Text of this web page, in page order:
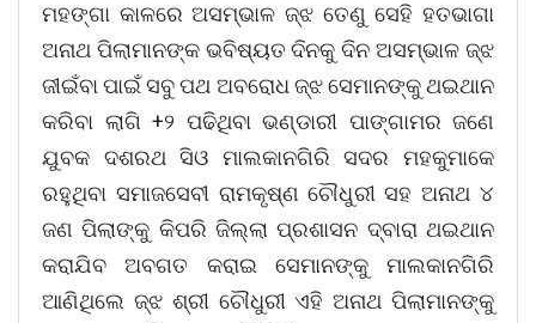
ମହଙ୍ଗା କାଳରେ ଅସମ୍ଭାଳ ଜ୍ଝ ତେଣୁ ସେହି ହତଭାଗା
ଅନାଥ ପିଲାମାନଙ୍କ ଭବିଷ୍ୟତ ଦିନକୁ ଦିନ ଅସମ୍ଭାଳ ଜ୍ଝ
ଜୀଇଁବା ପାଇଁ ସବୁ ପଥ ଅବରୋଧ ଜ୍ଝ ସେମାନଙ୍କୁ ଥଇଥାନ
କରିବା ଲାଗି +୨ ପଢିଥିବା ଭଣ୍ଡାରୀ ପାଙ୍ଗାମର ଜଣେ
ଯୁବକ ଦଶରଥ ସିଓ ମାଲକାନଗିରି ସଦର ମହକୁମାକେ
ରହୁଥିବା ସମାଜସେବୀ ରାମକୃଷ୍ଣ ଚୌଧୁରୀ ସହ ଅନାଥ ୪
ଜଣ ପିଲାଙ୍କୁ କିପରି ଜିଲ୍ଲା ପ୍ରଶାସନ ଦ୍ବାରା ଥଇଥାନ
କରାଯିବ ଅବଗତ କରାଇ ସେମାନଙ୍କୁ ମାଲକାନଗିରି
ଆଣିଥିଲେ ଜ୍ଝ ଶ୍ରୀ ଚୌଧୁରୀ ଏହି ଅନାଥ ପିଲାମାନଙ୍କୁ